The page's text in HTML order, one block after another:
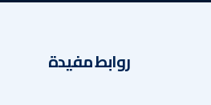
روابط مفيدة